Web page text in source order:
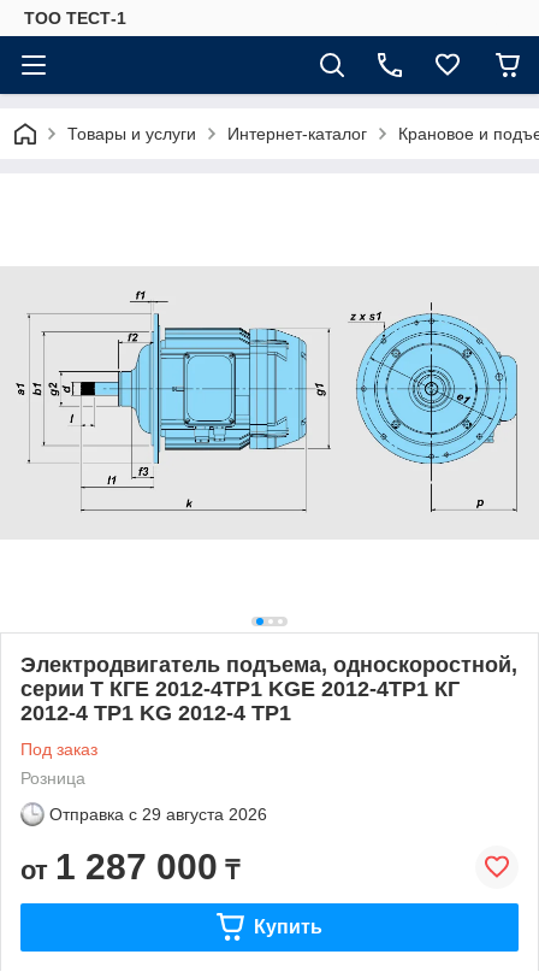
ТОО ТЕСТ-1
Товары и услуги Интернет-каталог Крановое и
Электродвигатель подъема, односкоростной,
серии T КГЕ 2012-4ТР1 KGE 2012-4TP1 КГ
2012-4 ТР1 KG 2012-4 TP1
Под заказ
Розница
Отправка с 29 августа 2026
от 1 287 000 ₸
Купить